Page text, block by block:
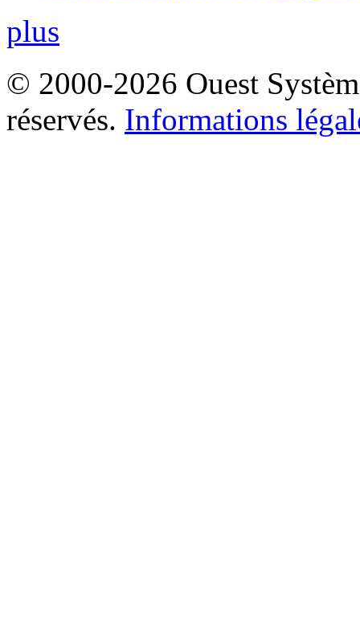
plus
© 2000-2026 Ouest
réservés. Informations